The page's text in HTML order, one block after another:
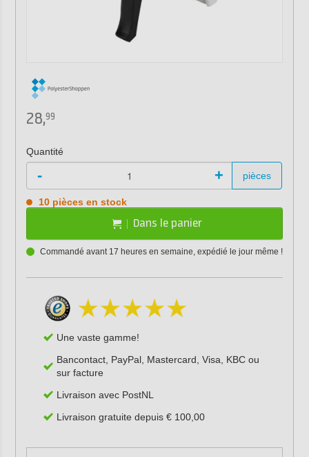
28,99
Quantité
- + pièces
10 pièces en stock
Dans le panier
Commandé avant 17 heures en semaine, expédié le jour même !
Une vaste gamme!
Bancontact, PayPal, Mastercard, Visa, KBC ou
sur facture
Livraison avec PostNL
Livraison gratuite depuis € 100,00